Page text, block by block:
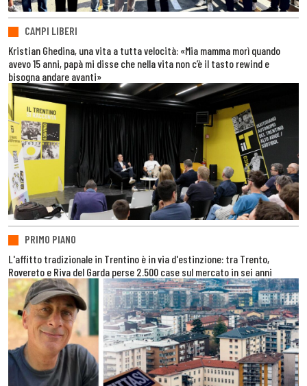
CAMPI LIBERI
Kristian Ghedina, una vita a tutta velocità: «Mia mamma morì quando
avevo 15 anni, papà mi disse che nella vita non c’è il tasto rewind e
bisogna andare avanti»
PRIMO PIANO
L'affitto tradizionale in Trentino è in via d'estinzione: tra Trento,
Rovereto e Riva del Garda perse 2.500 case sul mercato in sei anni